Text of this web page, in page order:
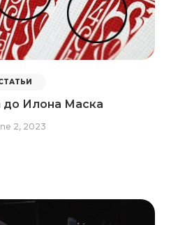
Илона Маска
2, 2023